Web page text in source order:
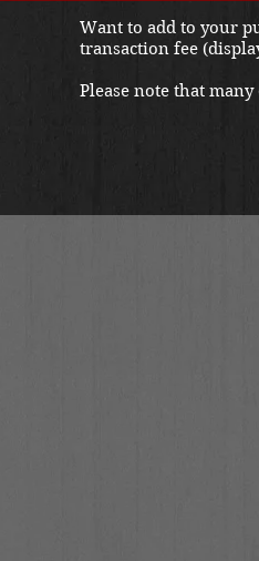
Want to add to your
transaction fee
Please note that